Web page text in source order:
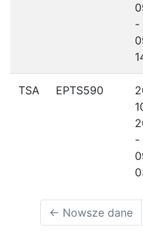
-
TSA EPTS590
-
← Nowsze dane